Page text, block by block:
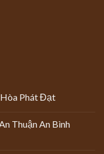
Phát Đạt
Thuận An Bình